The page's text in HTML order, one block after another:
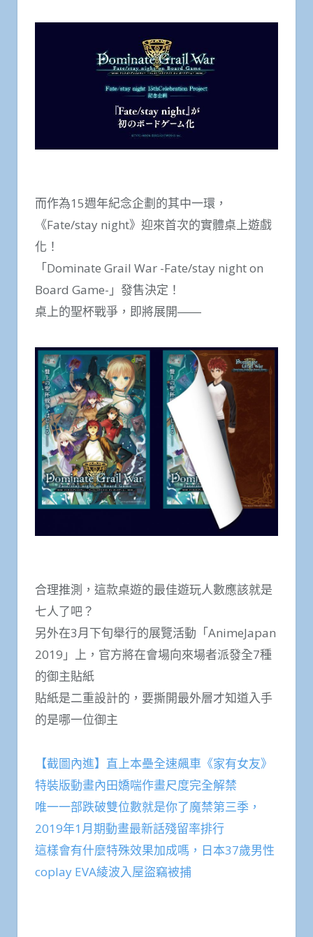
而作為15週年紀念企劃的其中一環，
《Fate/stay night》迎來首次的實體桌上遊戲
化！
「Dominate Grail War -Fate/stay night on
Board Game-」發售決定！
桌上的聖杯戰爭，即將展開――
合理推測，這款桌遊的最佳遊玩人數應該就是
七人了吧？
另外在3月下旬舉行的展覽活動「AnimeJapan
2019」上，官方將在會場向來場者派發全7種
的御主貼紙
貼紙是二重設計的，要撕開最外層才知道入手
的是哪一位御主
【截圖內進】直上本壘全速飆車《家有女友》
特裝版動畫內田嬌喘作畫尺度完全解禁
唯一一部跌破雙位數就是你了魔禁第三季，
2019年1月期動畫最新話殘留率排行
這樣會有什麼特殊效果加成嗎，日本37歲男性
coplay EVA綾波入屋盜竊被捕